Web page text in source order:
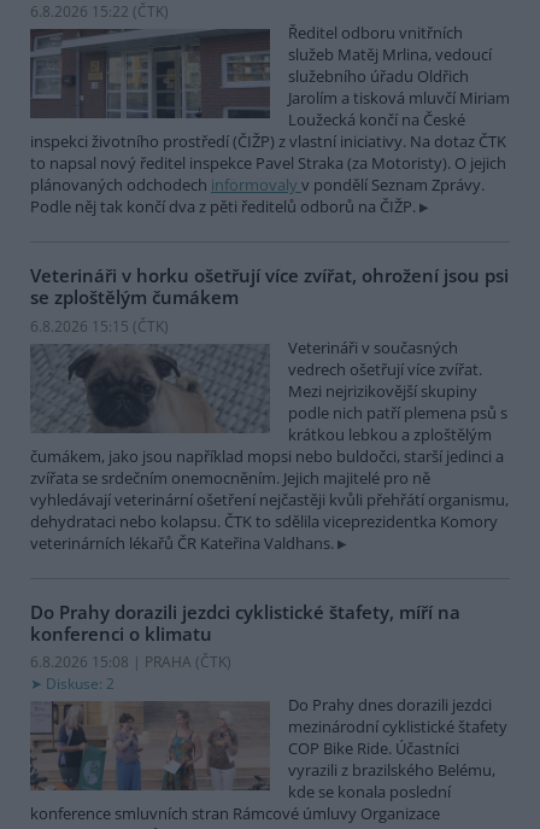
6.8.2026 15:22 (ČTK)
Ředitel odboru vnitřních
služeb Matěj Mrlina, vedoucí
služebního úřadu Oldřich
Jarolím a tisková mluvčí Miriam
Loužecká končí na České
inspekci životního prostředí (ČIŽP) z vlastní iniciativy. Na dotaz ČTK
to napsal nový ředitel inspekce Pavel Straka (za Motoristy). O jejich
plánovaných odchodech informovaly v pondělí Seznam Zprávy.
Podle něj tak končí dva z pěti ředitelů odborů na ČIŽP.
Veterináři v horku ošetřují více zvířat, ohrožení jsou psi
se zploštělým čumákem
6.8.2026 15:15 (ČTK)
Veterináři v současných
vedrech ošetřují více zvířat.
Mezi nejrizikovější skupiny
podle nich patří plemena psů s
krátkou lebkou a zploštělým
čumákem, jako jsou například mopsi nebo buldočci, starší jedinci a
zvířata se srdečním onemocněním. Jejich majitelé pro ně
vyhledávají veterinární ošetření nejčastěji kvůli přehřátí organismu,
dehydrataci nebo kolapsu. ČTK to sdělila viceprezidentka Komory
veterinárních lékařů ČR Kateřina Valdhans.
Do Prahy dorazili jezdci cyklistické štafety, míří na
konferenci o klimatu
6.8.2026 15:08 | PRAHA (ČTK)
Diskuse: 2
Do Prahy dnes dorazili jezdci
mezinárodní cyklistické štafety
COP Bike Ride. Účastníci
vyrazili z brazilského Belému,
kde se konala poslední
konference smluvních stran Rámcové úmluvy Organizace